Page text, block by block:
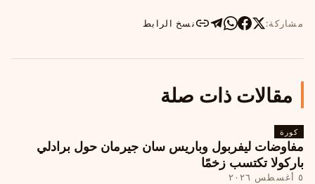
مشاركة: نسخ الرابط
مقالات ذات صلة
كورة
مفاوضات ليفربول وباريس سان جيرمان حول برادلي
باركولا تكتسب زخمًا
٥ أغسطس ٢٠٢٦